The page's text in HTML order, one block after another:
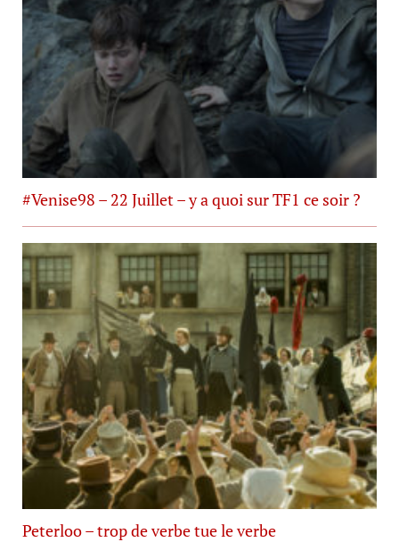
#Venise98 – 22 Juillet – y a quoi sur TF1 ce soir ?
Peterloo – trop de verbe tue le verbe